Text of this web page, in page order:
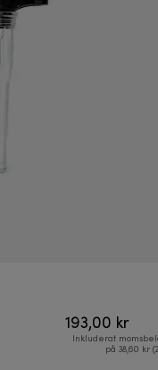
193,00 kr
Inkluderat
på 38,60 kr